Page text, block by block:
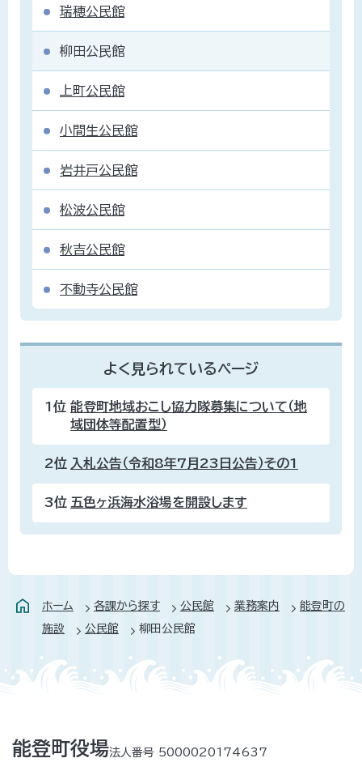
瑞穂公民館
柳田公民館
上町公民館
小間生公民館
岩井戸公民館
松波公民館
秋吉公民館
不動寺公民館
よく見られているページ
1位 能登町地域おこし協力隊募集について（地
域団体等配置型）
2位 入札公告（令和8年7月23日公告）その1
3位 五色ヶ浜海水浴場を開設します
ホーム 各課から探す 公民館 業務案内
能登町の
施設
公民館 柳田公民館
能登町役場法人番号 5000020174637